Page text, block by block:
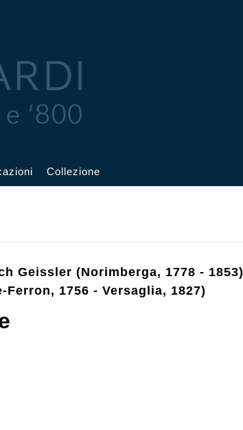
Collezione
Geissler (Norimberga, 1778 - 1853)
1756 - Versaglia, 1827)